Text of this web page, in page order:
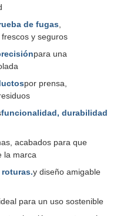
de fugas
y seguros
para una
por prensa,
funcionalidad, durabilidad
acabados para que
la marca
y diseño amigable
para un uso sostenible